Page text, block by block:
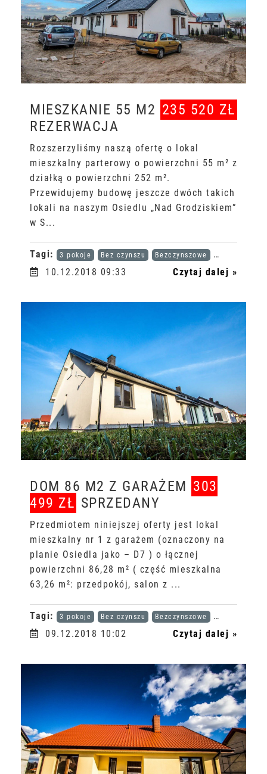
MIESZKANIE 55 M2 235 520 ZŁ
REZERWACJA
Rozszerzyliśmy naszą ofertę o lokal
mieszkalny parterowy o powierzchni 55 m² z
działką o powierzchni 252 m².
Przewidujemy budowę jeszcze dwóch takich
lokali na naszym Osiedlu „Nad Grodziskiem”
w S...
Tagi: 3 pokoje Bez czynszu Bezczynszowe Karta dużej
10.12.2018 09:33 Czytaj dalej »
DOM 86 M2 Z GARAŻEM 303
499 ZŁ SPRZEDANY
Przedmiotem niniejszej oferty jest lokal
mieszkalny nr 1 z garażem (oznaczony na
planie Osiedla jako – D7 ) o łącznej
powierzchni 86,28 m² ( część mieszkalna
63,26 m²: przedpokój, salon z ...
Tagi: 3 pokoje Bez czynszu Bezczynszowe Karta dużej
09.12.2018 10:02 Czytaj dalej »